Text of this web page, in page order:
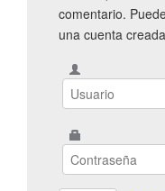
comentario.
una cuenta